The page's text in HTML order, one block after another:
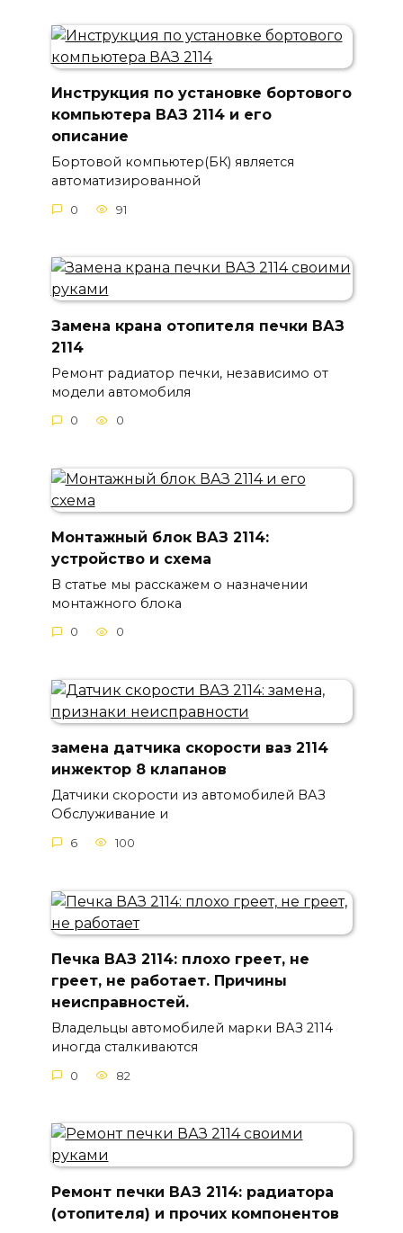
Инструкция по установке бортового
компьютера ВАЗ 2114 и его
описание
Бортовой компьютер(БК) является
автоматизированной
0 91
Замена крана отопителя печки ВАЗ
2114
Ремонт радиатор печки, независимо от
модели автомобиля
0 0
Монтажный блок ВАЗ 2114:
устройство и схема
В статье мы расскажем о назначении
монтажного блока
0 0
замена датчика скорости ваз 2114
инжектор 8 клапанов
Датчики скорости из автомобилей ВАЗ
Обслуживание и
6 100
Печка ВАЗ 2114: плохо греет, не
греет, не работает. Причины
неисправностей.
Владельцы автомобилей марки ВАЗ 2114
иногда сталкиваются
0 82
Ремонт печки ВАЗ 2114: радиатора
(отопителя) и прочих компонентов